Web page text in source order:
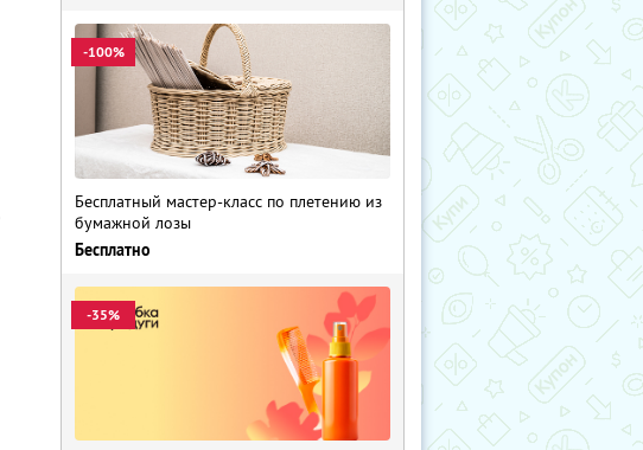
-100%
Бесплатный мастер-класс по плетению из
бумажной лозы
Бесплатно
-35%